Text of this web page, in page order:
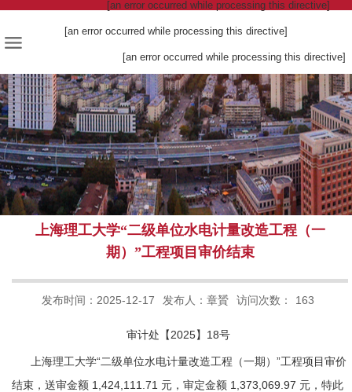
[an error occurred while processing this directive]
[an error occurred while processing this directive]
[an error occurred while processing this directive]
上海理工大学“二级单位水电计量改造工程（一
期）”工程项目审价结束
发布时间：2025-12-17 发布人：章贇 访问次数： 163
审计处【2025】18号
上海理工大学“二级单位水电计量改造工程（一期）”工程项目审价
结束，送审金额 1,424 ,111.71 元，审定金额 1,373 ,069.97 元，特此